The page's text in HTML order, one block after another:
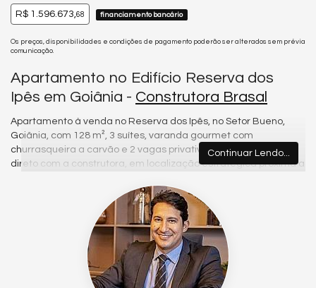
R$ 1.596.673,68 financiamento bancário
Os preços, disponibilidades e condições de pagamento poderão ser alterados sem prévia
comunicação.
Apartamento no Edifício Reserva dos
Ipês em Goiânia - Construtora Brasal
Apartamento à venda no Reserva dos Ipês, no Setor Bueno,
Goiânia, com 128 m², 3 suítes, varanda gourmet com
churrasqueira a carvão e 2 vagas privativas. Últimas unidades
direto com a construtora, em localização estratégica próxima a
128 m² | 3 suítes | Varanda gourmet com churrasqueira a
carvão | Ambientes integrados | Alto padrão de acabamento |
Excelente ventilação natural | 2 vagas privativas
Sobre o empreendimento
O Reserva dos Ipês, da Brasal, reúne arquitetura sofisticada,
Continuar Lendo...